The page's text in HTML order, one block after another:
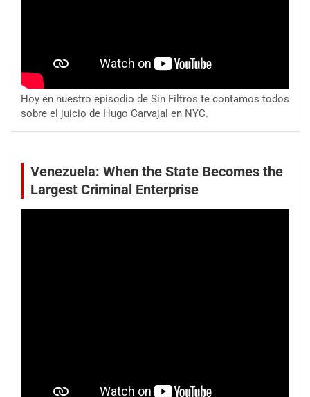
Hoy en nuestro episodio de Sin Filtros te contamos todos
sobre el juicio de Hugo Carvajal en NYC.
Venezuela: When the State Becomes the
Largest Criminal Enterprise